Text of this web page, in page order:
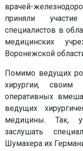
врачей-
приняли
специалистов в
медицинских
Воронежской
Помимо ведущих
хирургии, своим
оперативных
ведущих
медицины. Так,
заслушать
Шумахера их